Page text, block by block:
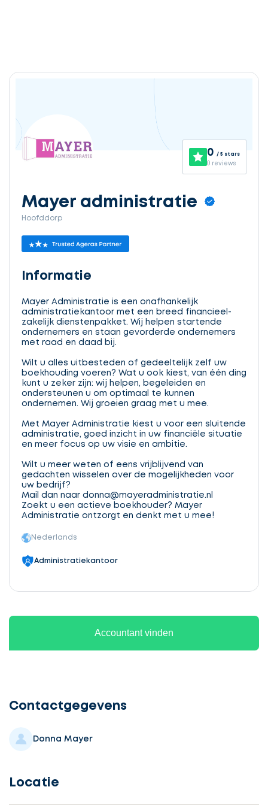
0 / 5 stars
0 reviews
Mayer administratie
Hoofddorp
Informatie
Mayer Administratie is een onafhankelijk
administratiekantoor met een breed financieel-
zakelijk dienstenpakket. Wij helpen startende
ondernemers en staan gevorderde ondernemers
met raad en daad bij.
Wilt u alles uitbesteden of gedeeltelijk zelf uw
boekhouding voeren? Wat u ook kiest, van één ding
kunt u zeker zijn: wij helpen, begeleiden en
ondersteunen u om optimaal te kunnen
ondernemen. Wij groeien graag met u mee.
Met Mayer Administratie kiest u voor een sluitende
administratie, goed inzicht in uw financiële situatie
en meer focus op uw visie en ambitie.
Wilt u meer weten of eens vrijblijvend van
gedachten wisselen over de mogelijkheden voor
uw bedrijf?
Mail dan naar donna@mayeradministratie.nl
Zoekt u een actieve boekhouder? Mayer
Administratie ontzorgt en denkt met u mee!
Nederlands
Administratiekantoor
Accountant vinden
Contactgegevens
Donna Mayer
Locatie
3
Selecteer